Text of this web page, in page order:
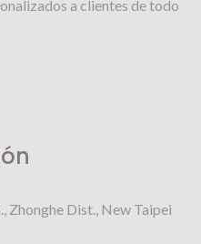
a clientes de todo
Zhonghe Dist., New Taipei